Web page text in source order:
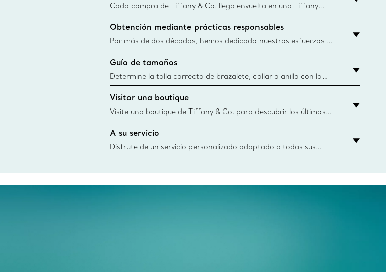
Cada compra de Tiffany & Co. llega envuelta en una Tiffany
Blue Box. Aunque este famoso empaque data de 1886, hoy en
día todas las Blue Boxes y bolsas se fabrican con papel de
fuentes sostenibles y materiales reciclados. Obtener más
información
Obtención mediante prácticas responsables
Por más de dos décadas, hemos dedicado nuestros esfuerzos a
obtener de manera responsable los materiales preciosos que
usamos en nuestros artículos de joyería. Obtener más
información
Guía de tamaños
Determine la talla correcta de brazalete, collar o anillo con la
guía de tallas de Tiffany & Co.
{windo
Visitar una boutique
Visite una boutique de Tiffany & Co. para descubrir los últimos
diseños, creaciones icónicas y más. Encuentre su boutique más
cercana
A su servicio
Disfrute de un servicio personalizado adaptado a todas sus
necesidades por parte de los asesores de clientes de Tiffany &